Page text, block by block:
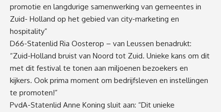
promotie en langdurige samenwerking van gemeentes in
Zuid- Holland op het gebied van city-marketing en
hospitality”
D66-Statenlid Ria Oosterop – van Leussen benadrukt:
“Zuid-Holland bruist van Noord tot Zuid. Unieke kans om dit
met dit festival te tonen aan miljoenen bezoekers en
kijkers. Ook prima moment om bedrijfsleven en instellingen
te promoten!”
PvdA-Statenlid Anne Koning sluit aan: “Dit unieke